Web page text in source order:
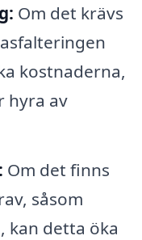
Om det krävs
kostnaderna,
hyra av
Om det finns
såsom
kan detta öka